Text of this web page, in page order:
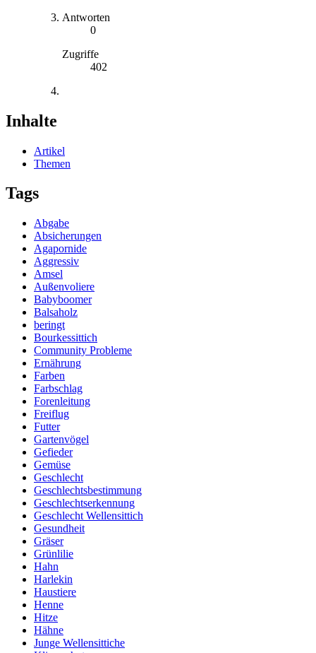
Antworten
0
Zugriffe
402
Inhalte
Artikel
Themen
Tags
Abgabe
Absicherungen
Agapornide
Aggressiv
Amsel
Außenvoliere
Babyboomer
Balsaholz
beringt
Bourkessittich
Community Probleme
Ernährung
Farben
Farbschlag
Forenleitung
Freiflug
Futter
Gartenvögel
Gefieder
Gemüse
Geschlecht
Geschlechtsbestimmung
Geschlechtserkennung
Geschlecht Wellensittich
Gesundheit
Gräser
Grünlilie
Hahn
Harlekin
Haustiere
Henne
Hitze
Hähne
Junge Wellensittiche